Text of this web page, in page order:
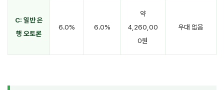
C: 일반 은
행 오토론
6.0% 6.0%
약
4,260,00
0원
우대 없음